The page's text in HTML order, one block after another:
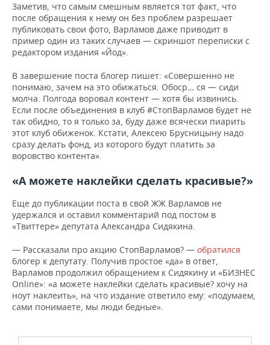
Заметив, что самым смешным является тот факт, что
после обращения к нему он без проблем разрешает
публиковать свои фото, Варламов даже приводит в
пример один из таких случаев — скриншот переписки с
редактором издания «Йод».
В завершение поста блогер пишет: «Совершенно не
понимаю, зачем на это обижаться. Обоср… ся — сиди
молча. Полгода воровал контент — хотя бы извинись.
Если после объединения в клуб #СтопВарламов будет не
так обидно, то я только за, буду даже всячески пиарить
этот клуб обиженок. Кстати, Алексею Брусницыну надо
сразу делать фонд, из которого будут платить за
воровство контента».
«А можете наклейки сделать красивые?»
Еще до публикации поста в свой ЖЖ Варламов не
удержался и оставил комментарий под постом в
«Твиттере» депутата Александра Сидякина.
— Рассказали про акцию СтопВарламов? — обратился
блогер к депутату. Получив простое «да» в ответ,
Варламов продолжил обращением к Сидякину и «БИЗНЕС
Online»: «а можете наклейки сделать красивые? хочу на
ноут наклеить», на что издание ответило ему: «подумаем,
сами понимаете, мы люди бедные».